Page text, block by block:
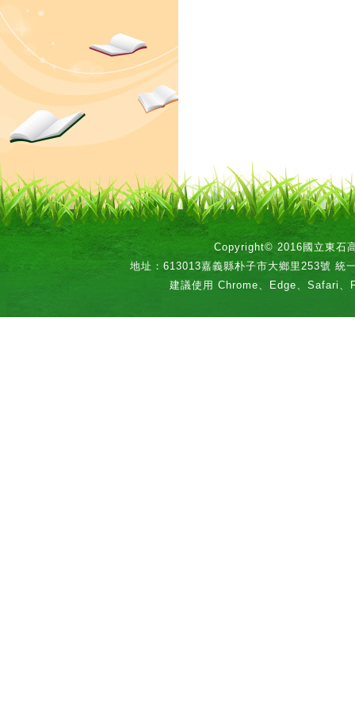
Copyright© 2016國立東石
地址：613013嘉義縣朴子市大鄉里253號 統
建議使用 Chrome、Edge、Safari